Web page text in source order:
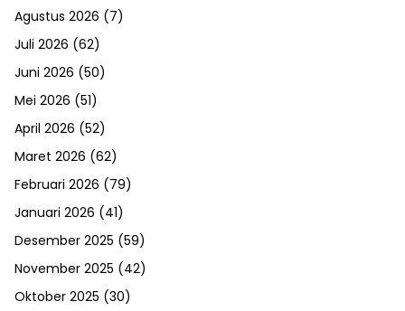
Agustus 2026 (7)
Juli 2026 (62)
Juni 2026 (50)
Mei 2026 (51)
April 2026 (52)
Maret 2026 (62)
Februari 2026 (79)
Januari 2026 (41)
Desember 2025 (59)
November 2025 (42)
Oktober 2025 (30)